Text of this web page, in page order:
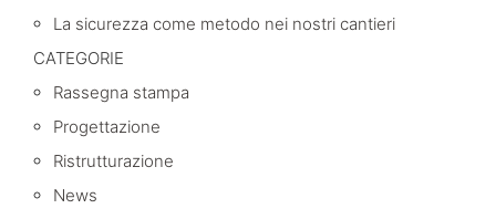
La sicurezza come metodo nei nostri cantieri
CATEGORIE
Rassegna stampa
Progettazione
Ristrutturazione
News